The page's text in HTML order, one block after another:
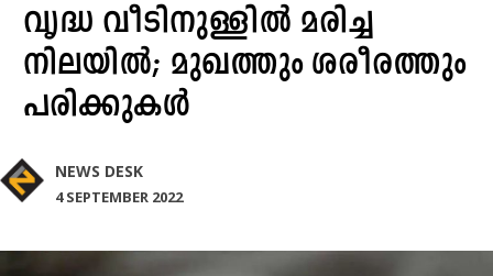
വൃദ്ധ വീടിനുള്ളില്‍ മരിച്ച
നിലയില്‍; മുഖത്തും ശരീരത്തും
പരിക്കുകൾ
NEWS DESK
4 SEPTEMBER 2022